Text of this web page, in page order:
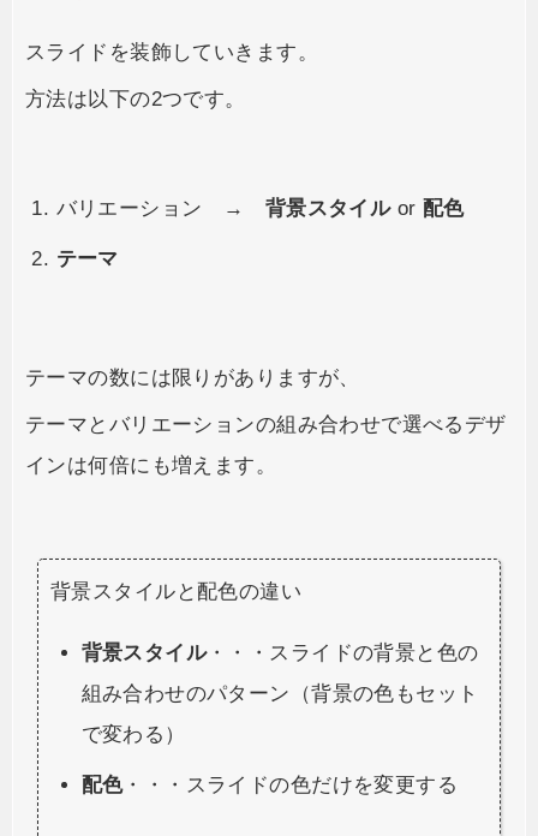
スライドを装飾していきます。
方法は以下の2つです。
バリエーション → 背景スタイル or 配色
テーマ
テーマの数には限りがありますが、
テーマとバリエーションの組み合わせで選べるデザ
インは何倍にも増えます。
背景スタイルと配色の違い
背景スタイル・・・スライドの背景と色の
組み合わせのパターン（背景の色もセット
で変わる）
配色・・・スライドの色だけを変更する